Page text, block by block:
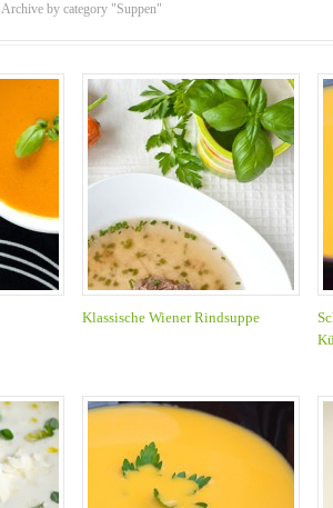
Archive by category "Suppen"
Klassische Wiener Rindsuppe